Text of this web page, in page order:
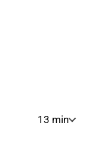
13 min